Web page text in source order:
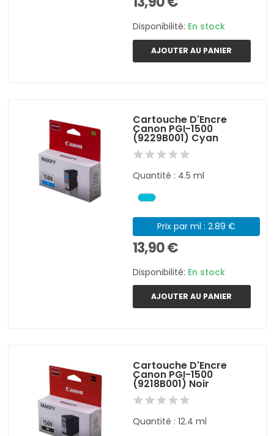
Disponibilité: En stock
AJOUTER AU PANIER
Cartouche D'Encre
Canon PGI-1500
(9229B001) Cyan
Quantité : 4.5 ml
Prix par ml : 2.89 €
13,90 €
Disponibilité: En stock
AJOUTER AU PANIER
Cartouche D'Encre
Canon PGI-1500
(9218B001) Noir
Quantité : 12.4 ml